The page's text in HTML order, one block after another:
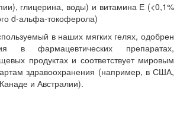
глицерина, воды) и витамина Е (<0,1%
d-альфа-токоферола)
в наших мягких гелях, одобрен
в фармацевтических препаратах,
продуктах и соответствует мировым
здравоохранения (например, в США,
и Австралии).